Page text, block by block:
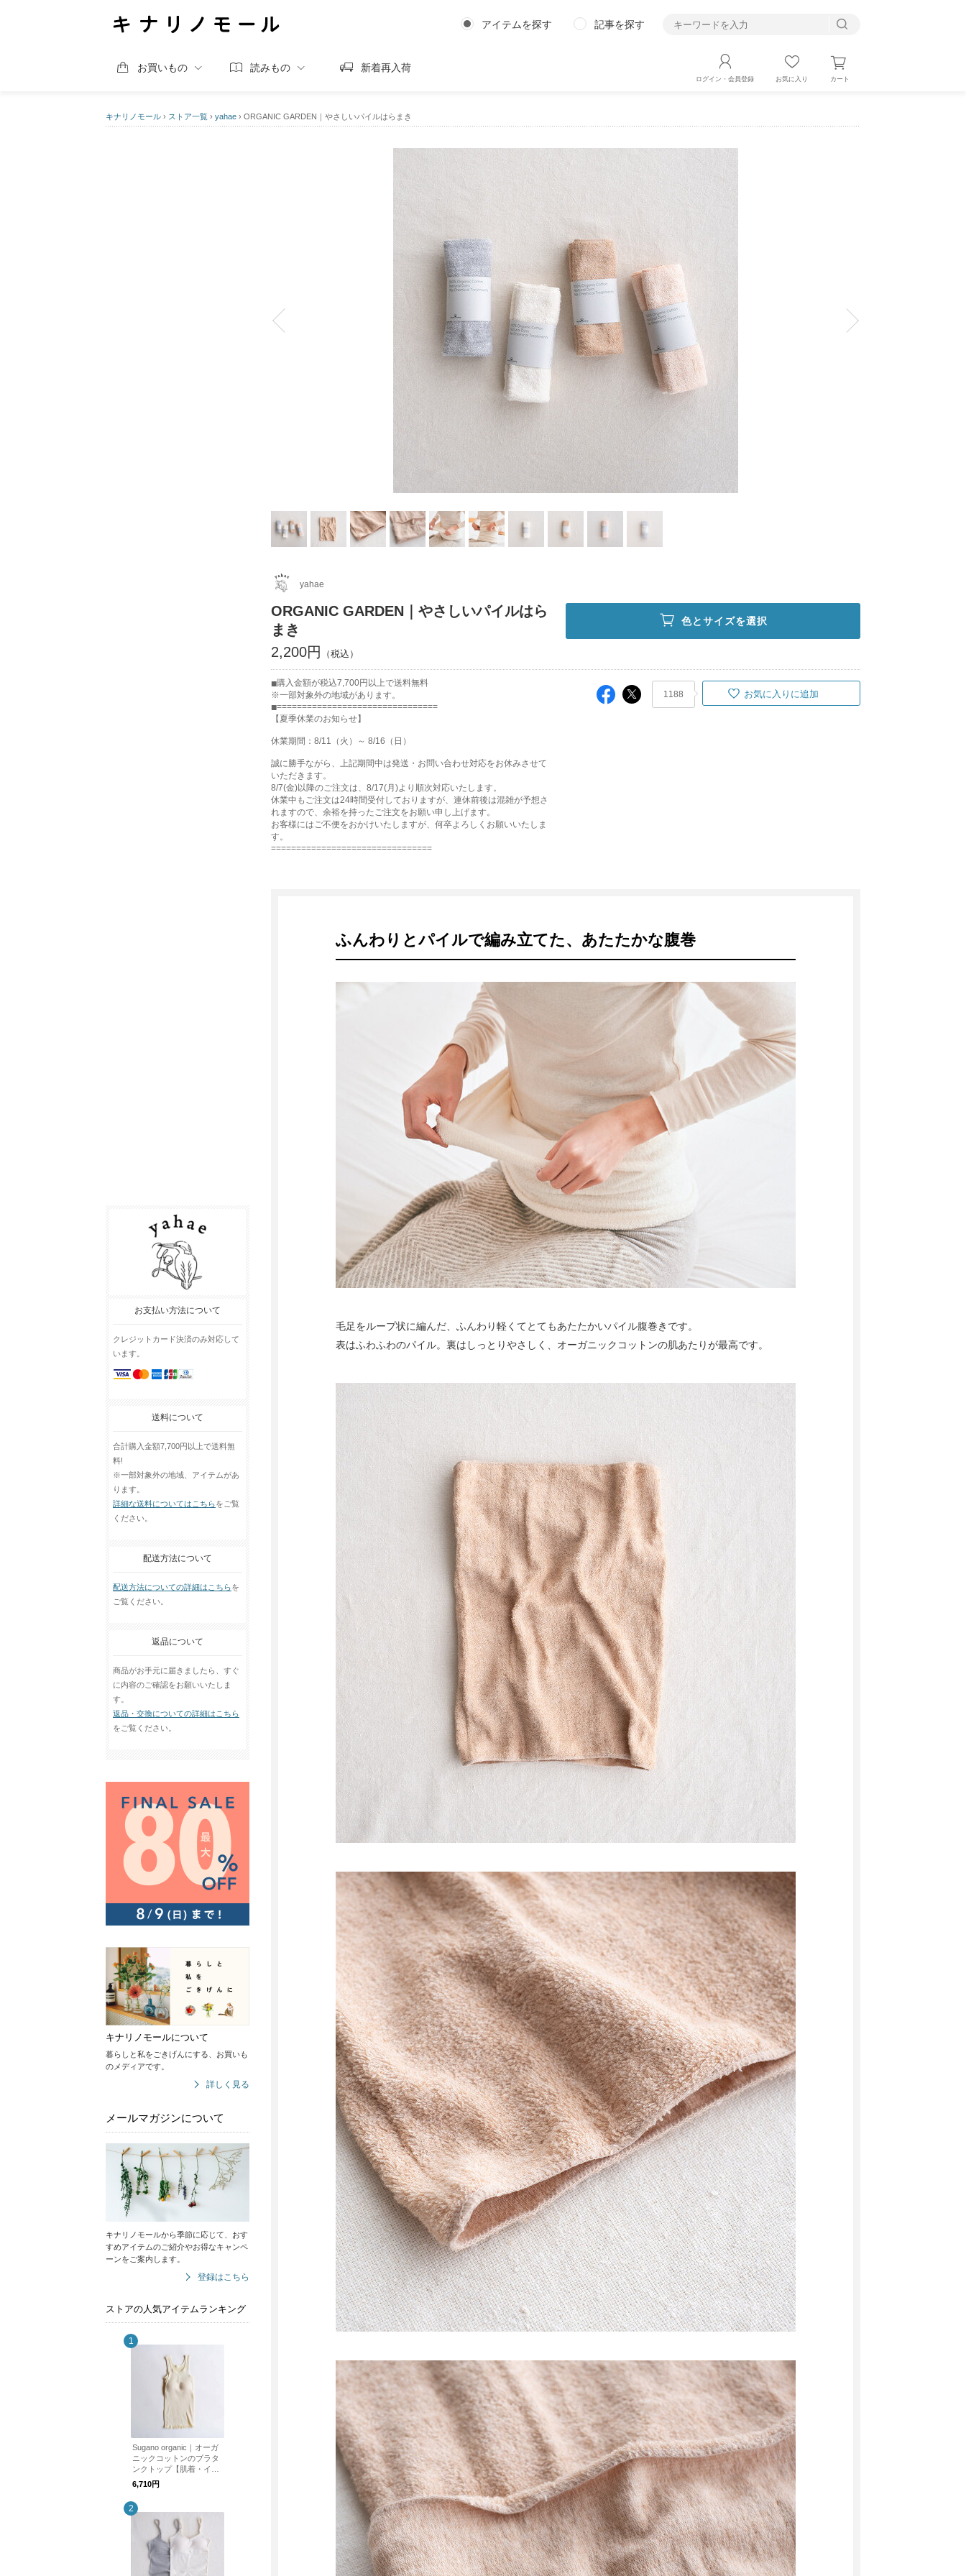
アイテムを探す 記事を探す
お買いもの 読みもの 新着再入荷
ログイン・会員登録 お気に入り カート
キナリノモール › ストア一覧 › yahae › ORGANIC GARDEN｜やさしいパイルはらまき
お支払い方法について
クレジットカード決済のみ対応して
います。
送料について
合計購入金額7,700円以上で送料無
料!
※一部対象外の地域、アイテムがあ
ります。
詳細な送料についてはこちらをご覧
ください。
配送方法について
配送方法についての詳細はこちらを
ご覧ください。
返品について
商品がお手元に届きましたら、すぐ
に内容のご確認をお願いいたしま
す。
返品・交換についての詳細はこちら
をご覧ください。
キナリノモールについて
暮らしと私をごきげんにする、お買いも
のメディアです。
詳しく見る
メールマガジンについて
キナリノモールから季節に応じて、おす
すめアイテムのご紹介やお得なキャンペ
ーンをご案内します。
登録はこちら
ストアの人気アイテムランキング
Sugano organic｜オーガ
ニックコットンのブラタ
ンクトップ【肌着・イン
ナー】
6,710円
yahae
ORGANIC GARDEN｜やさしいパイルはら
まき
2,200円
色とサイズを選択
購入金額が税込7,700円以上で送料無料
※一部対象外の地域があります。
================================
【夏季休業のお知らせ】
休業期間：8/11（火）～ 8/16（日）
誠に勝手ながら、上記期間中は発送・お問い合わせ対応をお休みさせて
いただきます。
8/7(金)以降のご注文は、8/17(月)より順次対応いたします。
休業中もご注文は24時間受付しておりますが、連休前後は混雑が予想さ
れますので、余裕を持ったご注文をお願い申し上げます。
お客様にはご不便をおかけいたしますが、何卒よろしくお願いいたしま
す。
================================
1188 お気に入りに追加
ふんわりとパイルで編み立てた、あたたかな腹巻
毛足をループ状に編んだ、ふんわり軽くてとてもあたたかいパイル腹巻きです。
表はふわふわのパイル。裏はしっとりやさしく、オーガニックコットンの肌あたりが最高です。